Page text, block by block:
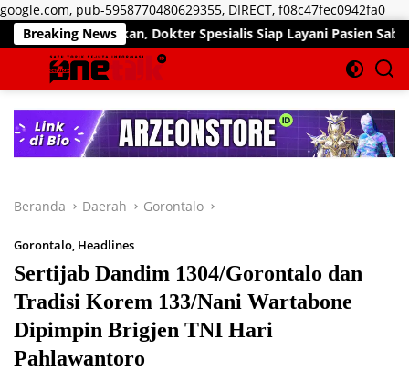
google.com, pub-5958770480629355, DIRECT, f08c47fec0942fa0
ke
Breaking News
Pekan, Dokter Spesialis Siap Layani Pasien Sabtu, 25 Juli
Beranda Daerah Gorontalo
Gorontalo, Headlines
Sertijab Dandim 1304/Gorontalo dan
Tradisi Korem 133/Nani Wartabone
Dipimpin Brigjen TNI Hari
Pahlawantoro